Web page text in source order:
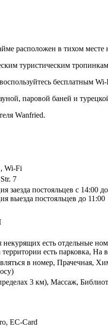
расположен в тихом месте
туристическим
бесплатным
паровой баней и
Wanfried.
Wi-Fi
7
заезда постояльцев с 14:00
выезда постояльцев до 11:00
некурящих есть отдельные
есть парковка, На
в номер, Прачечная,
3 км), Массаж,
EC-Card